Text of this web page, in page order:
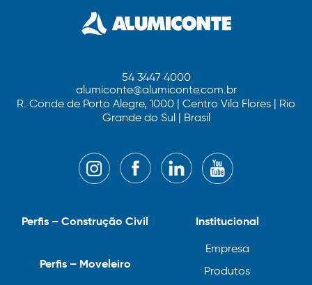
54 3447 4000
alumiconte@alumiconte.com.br
R. Conde de Porto Alegre, 1000 | Centro Vila Flores | Rio
Grande do Sul | Brasil
Institucional
Empresa
Produtos
Perfis – Construção Civil
Perfis – Moveleiro